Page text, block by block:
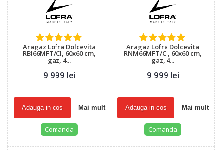
Aragaz Lofra Dolcevita
RBI66MFT/CI, 60x60 cm,
gaz, 4...
9 999 lei
Adauga in cos Mai mult
Comanda
Aragaz Lofra Dolcevita
RNM66MFT/CI, 60x60 cm,
gaz, 4...
9 999 lei
Adauga in cos Mai mult
Comanda